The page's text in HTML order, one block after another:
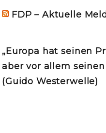
FDP – Aktuelle
„Europa hat seinen
aber vor allem seinen
(Guido Westerwelle)